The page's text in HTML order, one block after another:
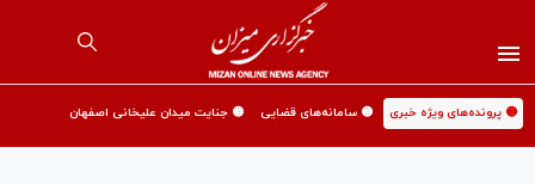
🟡 پرونده‌های ویژه خبری 🟡 سامانه‌های قضایی 🟡 جنایت میدان علیخانی اصفهان